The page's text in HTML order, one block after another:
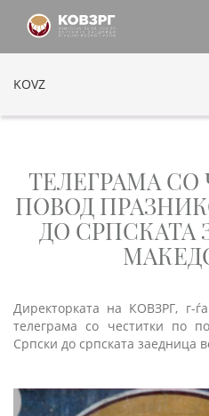
KOVZ
ТЕЛЕГРАМА
ПОВОД
ДО СРПСКАТА
Директорката на КОВЗРГ, г-
телеграма со честитки по
Српски до српската заедница